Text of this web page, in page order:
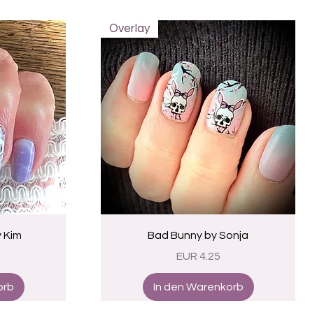
Schnellansicht
Overlay
Bad Bunny by Sonja
Preis
EUR 4.25
In den Warenkorb